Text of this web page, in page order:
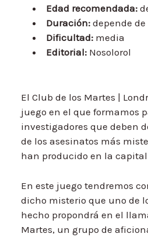
Edad recomendada:
Duración: depende
Dificultad: media
Editorial: Nosolorol
El Club de los Martes |
juego en el que formamos
investigadores que deben
de los asesinatos más
han producido en la
En este juego tendremos
dicho misterio que uno de
hecho propondrá en el
Martes, un grupo de